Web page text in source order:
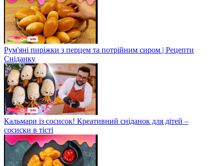
Рум'яні пиріжки з перцем та потрійним сиром | Рецепти
Сніданку
Кальмари із сосисок! Креативний сніданок для дітей –
сосиски в тісті